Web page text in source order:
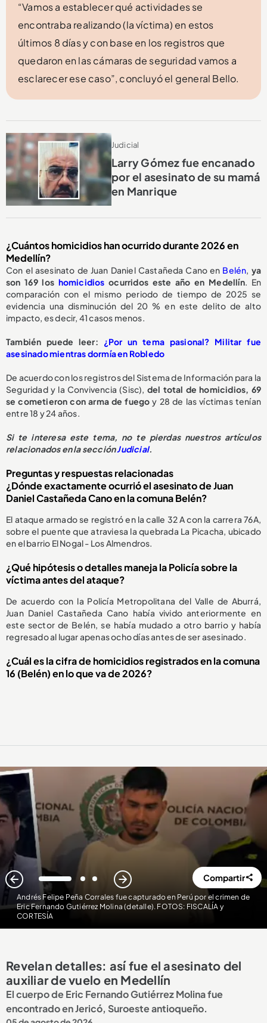
“Vamos a establecer qué actividades se
encontraba realizando (la víctima) en estos
últimos 8 días y con base en los registros que
quedaron en las cámaras de seguridad vamos a
esclarecer ese caso”, concluyó el general Bello.
Judicial
Larry Gómez fue encanado
por el asesinato de su mamá
en Manrique
¿Cuántos homicidios han ocurrido durante 2026 en
Medellín?
Con el asesinato de Juan Daniel Castañeda Cano en Belén, ya
son 169 los homicidios ocurridos este año en Medellín. En
comparación con el mismo periodo de tiempo de 2025 se
evidencia una disminución del 20 % en este delito de alto
impacto, es decir, 41 casos menos.
También puede leer: ¿Por un tema pasional? Militar fue
asesinado mientras dormía en Robledo
De acuerdo con los registros del Sistema de Información para la
Seguridad y la Convivencia (Sisc), del total de homicidios, 69
se cometieron con arma de fuego y 28 de las víctimas tenían
entre 18 y 24 años.
Si te interesa este tema, no te pierdas nuestros artículos
relacionados en la secciónJudicial.
Preguntas y respuestas relacionadas
¿Dónde exactamente ocurrió el asesinato de Juan
Daniel Castañeda Cano en la comuna Belén?
El ataque armado se registró en la calle 32 A con la carrera 76A,
sobre el puente que atraviesa la quebrada La Picacha, ubicado
en el barrio El Nogal - Los Almendros.
¿Qué hipótesis o detalles maneja la Policía sobre la
víctima antes del ataque?
De acuerdo con la Policía Metropolitana del Valle de Aburrá,
Juan Daniel Castañeda Cano había vivido anteriormente en
este sector de Belén, se había mudado a otro barrio y había
regresado al lugar apenas ocho días antes de ser asesinado.
¿Cuál es la cifra de homicidios registrados en la comuna
16 (Belén) en lo que va de 2026?
Andrés Felipe Peña Corrales fue capturado en Perú por el crimen de
Eric Fernando Gutiérrez Molina (detalle). FOTOS: FISCALÍA y
CORTESÍA
1 2 3 Compartir
Revelan detalles: así fue el asesinato del
auxiliar de vuelo en Medellín
El cuerpo de Eric Fernando Gutiérrez Molina fue
encontrado en Jericó, Suroeste antioqueño.